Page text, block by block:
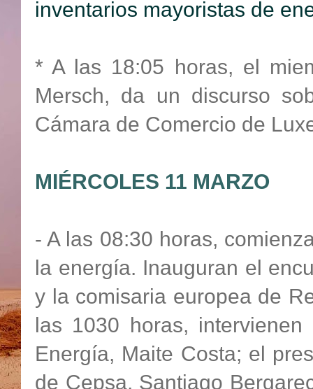
inventarios mayoristas de
* A las 18:05 horas, el
Mersch, da un discurso
Cámara de Comercio de
MIÉRCOLES 11 MARZO
- A las 08:30 horas,
la energía. Inauguran el
y la comisaria europea de
las 1030 horas,
Energía, Maite Costa; el
de Cepsa, Santiago